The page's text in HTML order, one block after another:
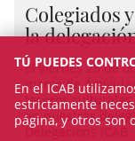
Colegiados
la
El viernes 25 de
marco de
tesoros culturales
en nuestras
Delegacions ICAB.
TÚ PUEDES
En el ICAB
estrictamente
página, y otros son